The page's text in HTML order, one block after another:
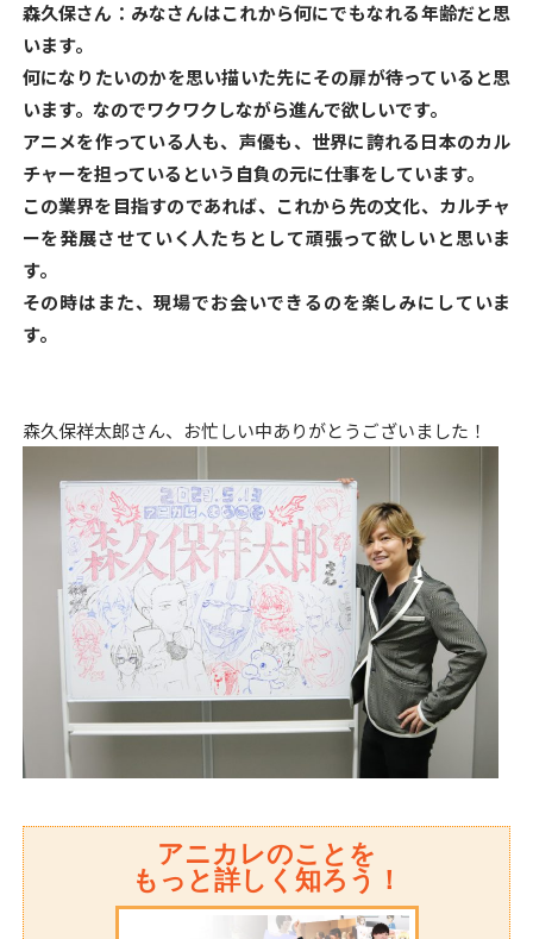
森久保さん：みなさんはこれから何にでもなれる年齢だと思
います。
何になりたいのかを思い描いた先にその扉が待っていると思
います。なのでワクワクしながら進んで欲しいです。
アニメを作っている人も、声優も、世界に誇れる日本のカル
チャーを担っているという自負の元に仕事をしています。
この業界を目指すのであれば、これから先の文化、カルチャ
ーを発展させていく人たちとして頑張って欲しいと思いま
す。
その時はまた、現場でお会いできるのを楽しみにしていま
す。
森久保祥太郎さん、お忙しい中ありがとうございました！
アニカレのことを
もっと詳しく知ろう！